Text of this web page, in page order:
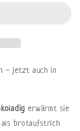
- jetzt auch in
erwärmt sie
als brotaufstrich